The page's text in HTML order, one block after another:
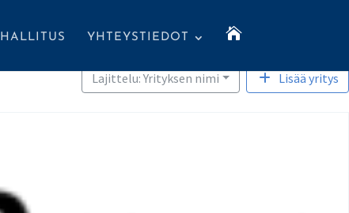
HALLITUS YHTEYSTIEDOT 
Lajittelu: Yrityksen nimi Lisää yritys